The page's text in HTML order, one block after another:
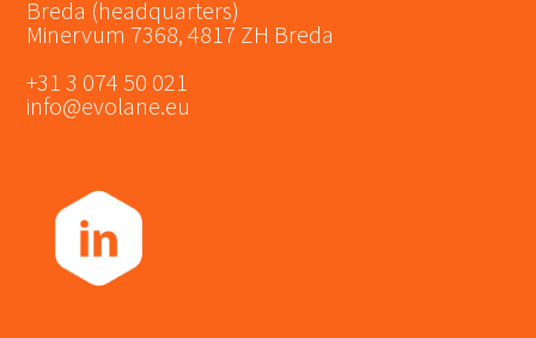
Breda (headquarters)
Minervum 7368, 4817 ZH Breda
+31 3 074 50 021
info@evolane.eu